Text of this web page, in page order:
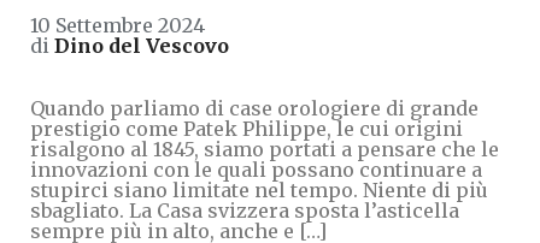
10 Settembre 2024
di Dino del Vescovo
Quando parliamo di case orologiere di grande
prestigio come Patek Philippe, le cui origini
risalgono al 1845, siamo portati a pensare che le
innovazioni con le quali possano continuare a
stupirci siano limitate nel tempo. Niente di più
sbagliato. La Casa svizzera sposta l’asticella
sempre più in alto, anche e […]